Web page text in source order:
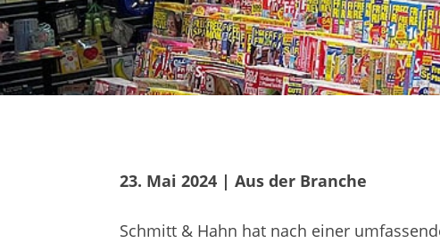
23. Mai 2024 | Aus der Branche
Schmitt & Hahn hat nach einer